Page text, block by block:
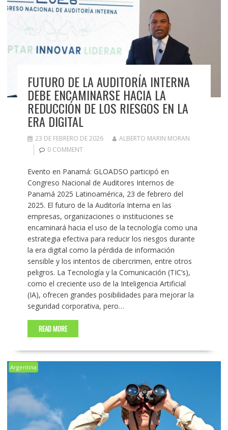
FUTURO DE LA AUDITORÍA INTERNA
DEBE ENCAMINARSE HACIA LA
REDUCCIÓN DE LOS RIESGOS EN LA
ERA DIGITAL
23 DE FEBRERO DE 2026
ALBERTO MARIN MORAN
0 COMMENT
Evento en Panamá: GLOADSO participó en
Congreso Nacional de Auditores Internos de
Panamá 2025 Latinoamérica, 23 de febrero del
2025. El futuro de la Auditoría Interna en las
empresas, organizaciones o instituciones se
encaminará hacia el uso de la tecnología como una
estrategia efectiva para reducir los riesgos durante
la era digital como la pérdida de información
sensible y los intentos de cibercrimen, entre otros
peligros. La Tecnología y la Comunicación (TIC’s),
como el creciente uso de la Inteligencia Artificial
(IA), ofrecen grandes posibilidades para mejorar la
seguridad corporativa, pero…
READ MORE
Argentina